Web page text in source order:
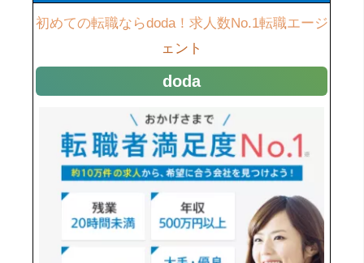
初めての転職ならdoda！求人数No.1転職エージ
ェント
doda